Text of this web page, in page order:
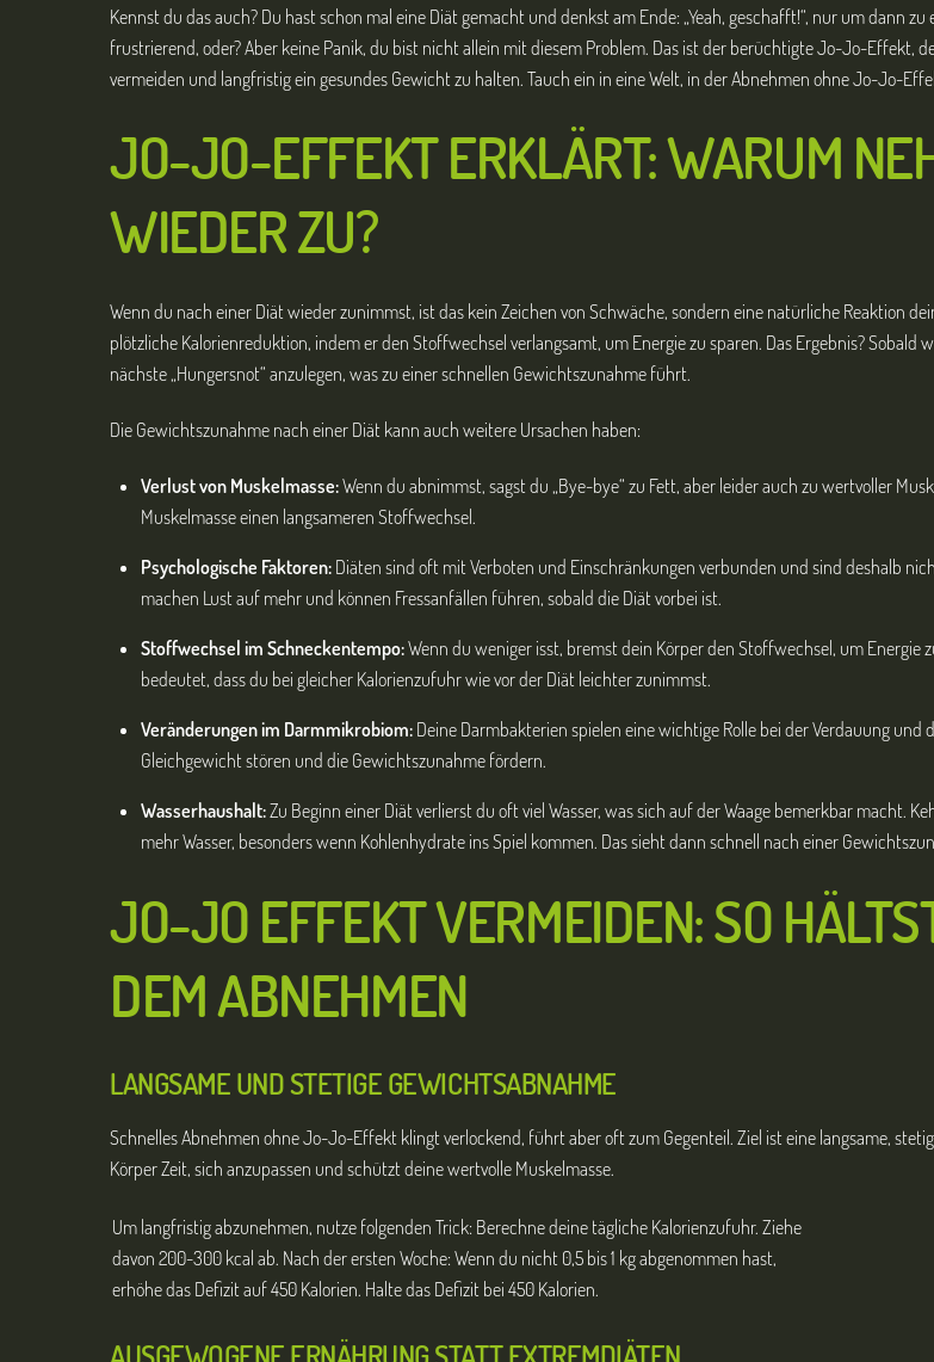
Kennst du das auch? Du hast schon mal eine Diät gemacht und denkst am Ende: „Yeah, geschafft!“, nur um dann
frustrierend, oder? Aber keine Panik, du bist nicht allein mit diesem Problem. Das ist der berüchtigte Jo-Jo-Effekt,
vermeiden und langfristig ein gesundes Gewicht zu halten. Tauch ein in eine Welt, in der Abnehmen ohne Jo-Jo-
JO-JO-EFFEKT ERKLÄRT: WARUM
WIEDER ZU?
Wenn du nach einer Diät wieder zunimmst, ist das kein Zeichen von Schwäche, sondern eine natürliche Reaktion
plötzliche Kalorienreduktion, indem er den Stoffwechsel verlangsamt, um Energie zu sparen. Das Ergebnis? Sobald
nächste „Hungersnot“ anzulegen, was zu einer schnellen Gewichtszunahme führt.
Die Gewichtszunahme nach einer Diät kann auch weitere Ursachen haben:
Verlust von Muskelmasse:Wenn du abnimmst, sagst du „Bye-bye“ zu Fett, aber leider auch zu wertvoller
Muskelmasse einen langsameren Stoffwechsel.
Psychologische Faktoren: Diäten sind oft mit Verboten und Einschränkungen verbunden und sind deshalb
machen Lust auf mehr und können Fressanfällen führen, sobald die Diät vorbei ist.
Stoffwechsel im Schneckentempo:Wenn du weniger isst, bremst dein Körper den Stoffwechsel, um Energie
bedeutet, dass du bei gleicher Kalorienzufuhr wie vor der Diät leichter zunimmst.
Veränderungen im Darmmikrobiom: Deine Darmbakterien spielen eine wichtige Rolle bei der Verdauung
Gleichgewicht stören und die Gewichtszunahme fördern.
Wasserhaushalt:Zu Beginn einer Diät verlierst du oft viel Wasser, was sich auf der Waage bemerkbar macht.
mehr Wasser, besonders wenn Kohlenhydrate ins Spiel kommen. Das sieht dann schnell nach einer
JO-JO EFFEKT VERMEIDEN: SO
DEM ABNEHMEN
LANGSAME UND STETIGE GEWICHTSABNAHME
Schnelles Abnehmen ohne Jo-Jo-Effekt klingt verlockend, führt aber oft zum Gegenteil. Ziel ist eine langsame,
Körper Zeit, sich anzupassen und schützt deine wertvolle Muskelmasse.
Um langfristig abzunehmen, nutze folgenden Trick: Berechne deine tägliche Kalorienzufuhr. Ziehe
davon 200-300 kcal ab. Nach der ersten Woche: Wenn du nicht 0,5 bis 1 kg abgenommen hast,
erhöhe das Defizit auf 450 Kalorien. Halte das Defizit bei 450 Kalorien.